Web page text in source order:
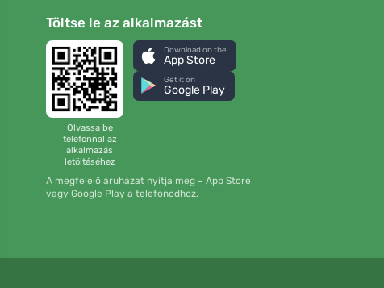
Töltse le az alkalmazást
Olvassa be
telefonnal az
alkalmazás
letöltéséhez
Download on the
App Store
Get it on
Google Play
A megfelelő áruházat nyitja meg – App Store
vagy Google Play a telefonodhoz.